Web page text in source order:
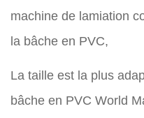
machine de lamiation
la bâche en PVC,
La taille est la plus
bâche en PVC World